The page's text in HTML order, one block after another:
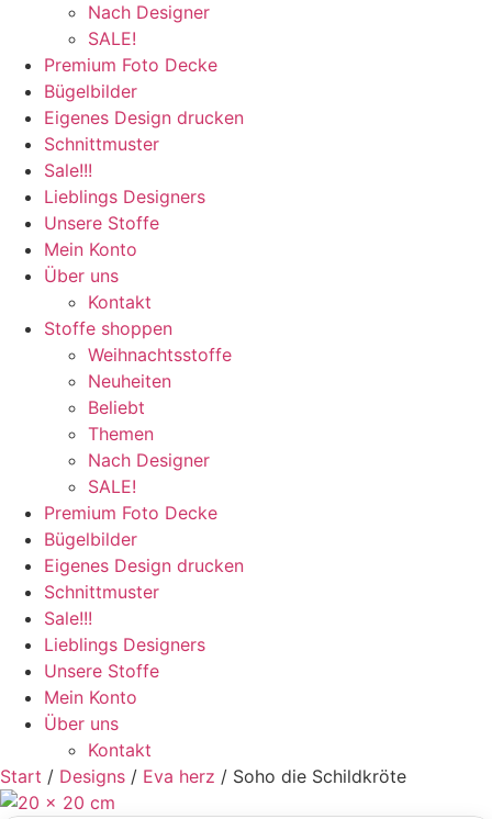
Nach Designer
SALE!
Premium Foto Decke
Bügelbilder
Eigenes Design drucken
Schnittmuster
Sale!!!
Lieblings Designers
Unsere Stoffe
Mein Konto
Über uns
Kontakt
Stoffe shoppen
Weihnachtsstoffe
Neuheiten
Beliebt
Themen
Nach Designer
SALE!
Premium Foto Decke
Bügelbilder
Eigenes Design drucken
Schnittmuster
Sale!!!
Lieblings Designers
Unsere Stoffe
Mein Konto
Über uns
Kontakt
Start / Designs / Eva herz / Soho die Schildkröte